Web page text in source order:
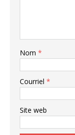
Nom *
Courriel *
Site web